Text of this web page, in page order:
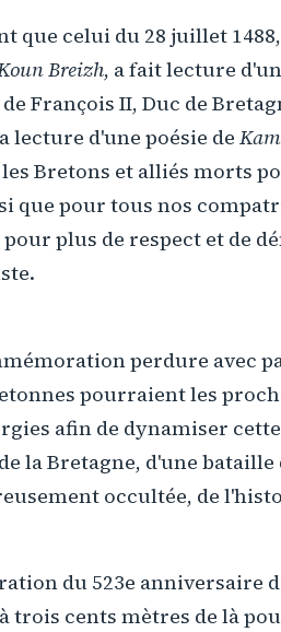
que celui du 28 juillet
Breizh, a fait lecture
François II, Duc de
lecture d'une poésie de
Bretons et alliés morts
que pour tous nos
plus de respect et de
perdure avec
pourraient les
afin de dynamiser
la Bretagne, d'une bataille
occultée, de
du 523e anniversaire
cents mètres de là